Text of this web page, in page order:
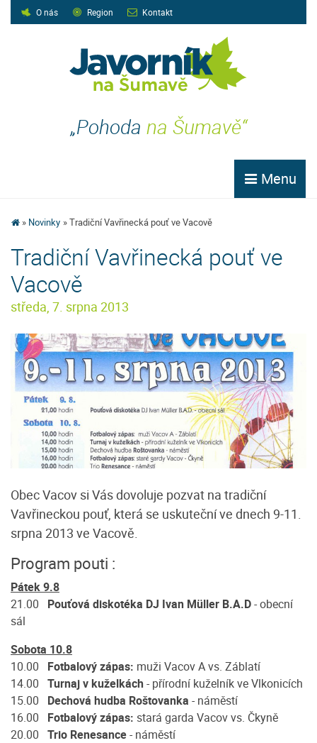
O nás Region Kontakt
„Pohoda na Šumavě“
Menu
Novinky Tradiční Vavřinecká pouť ve Vacově
Tradiční Vavřinecká pouť ve
Vacově
středa, 7. srpna 2013
Obec Vacov si Vás dovoluje pozvat na tradiční
Vavřineckou pouť, která se uskuteční ve dnech 9-11.
srpna 2013 ve Vacově.
Program pouti :
Pátek 9.8
21.00 Pouťová diskotéka DJ Ivan Müller B.A.D- obecní
sál
Sobota 10.8
10.00 Fotbalový zápas: muži Vacov A vs. Záblatí
14.00 Turnaj v kuželkách- přírodní kuželník ve Vlkonicích
15.00 Dechová hudba Roštovanka - náměstí
16.00 Fotbalový zápas: stará garda Vacov vs. Čkyně
20.00 Trio Renesance- náměstí